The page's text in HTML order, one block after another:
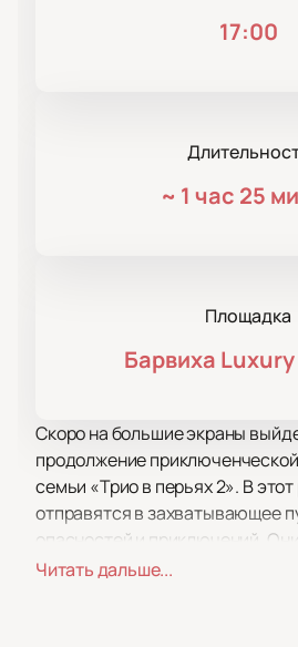
17:00
~ 1 час 25
Площадка
Барвиха
Скоро на большие экраны
продолжение
семьи «Трио в перьях 2». В
отправятся в захватывающее
опасностей и приключений.
злобными врагами,
Читать дальше...